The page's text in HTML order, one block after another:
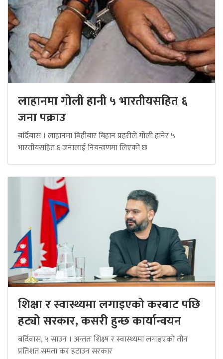
लाहानमा गोली हानी ५ भारतीयसहित ६
जना पक्राउ
बर्दिबास । लाहानमा बिहीबार बिहान प्रहरीले गोली हानेर ५
भारतीयसहित ६ जनालाई नियन्त्रणमा लिएको छ
शिक्षा र स्वास्थ्यमा लगाइएको करबाट पछि
हट्यो सरकार, कसरी हुन्छ कार्यान्वयन
बर्दिवास, ५ साउन । अन्ततः शिक्ष्ष र स्वास्थ्यमा लगाइएको तीन
प्रतिशत समता कर हटाउन सरकार